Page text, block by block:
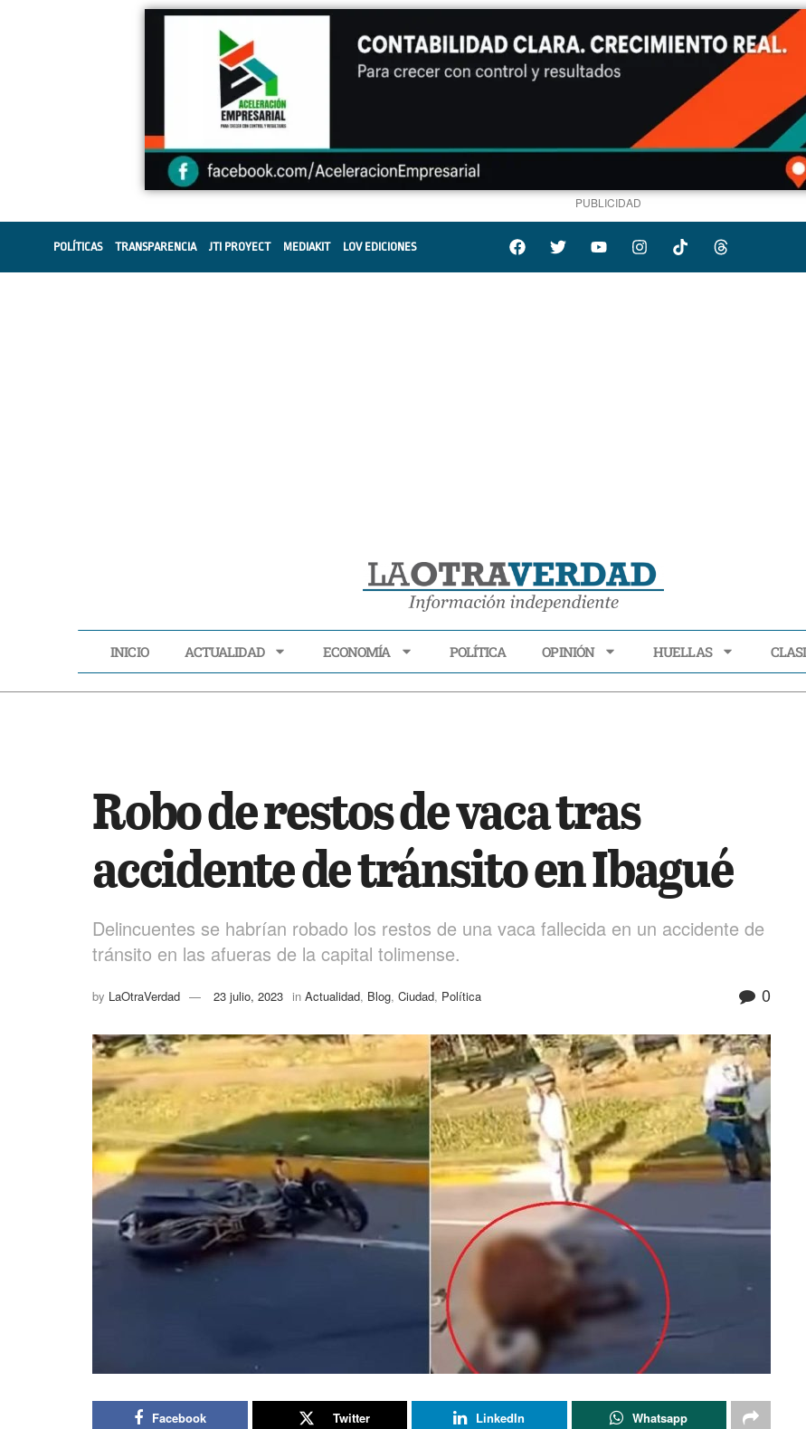
PUBLICIDAD
POLÍTICAS TRANSPARENCIA JTI PROYECT MEDIAKIT LOV EDICIONES
INICIO ACTUALIDAD ECONOMÍA POLÍTICA OPINIÓN HUELLAS
Robo de restos de vaca tras
accidente de tránsito en Ibagué
Delincuentes se habrían robado los restos de una vaca fallecida en un accidente de
tránsito en las afueras de la capital tolimense.
by LaOtraVerdad 23 julio, 2023 in Actualidad, Blog, Ciudad, Política 0
Facebook Twitter LinkedIn Whatsapp